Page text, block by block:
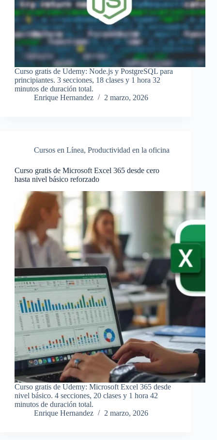
Curso gratis de Udemy: Node.js y PostgreSQL para
principiantes. 3 secciones, 18 clases y 1 hora 32
minutos de duración total.
Enrique Hernandez
2 marzo, 2026
Cursos en Línea, Productividad en la oficina
Curso gratis de Microsoft Excel 365 desde cero
hasta nivel básico reforzado
Curso gratis de Udemy: Microsoft Excel 365 desde
nivel básico. 4 secciones, 20 clases y 1 hora 42
minutos de duración total.
Enrique Hernandez
2 marzo, 2026